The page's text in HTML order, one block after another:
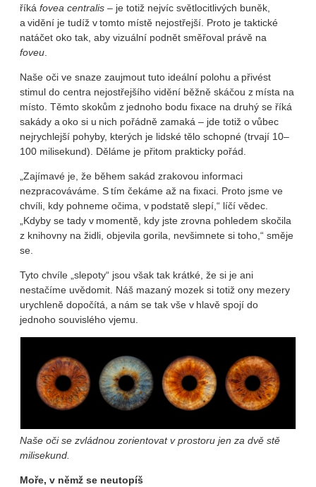
říká fovea centralis – je totiž nejvíc světlocitlivých buněk,
a vidění je tudíž v tomto místě nejostřejší. Proto je taktické
natáčet oko tak, aby vizuální podnět směřoval právě na
foveu
Naše oči ve snaze zaujmout tuto ideální polohu a přivést
stimul do centra nejostřejšího vidění běžně skáčou z místa na
místo. Těmto skokům z jednoho bodu fixace na druhý se říká
sakády a oko si u nich pořádně zamaká – jde totiž o vůbec
nejrychlejší pohyby, kterých je lidské tělo schopné (trvají 10–
100 milisekund). Děláme je přitom prakticky pořád.
„Zajímavé je, že během sakád zrakovou informaci
nezpracováváme. S tím čekáme až na fixaci. Proto jsme ve
chvíli, kdy pohneme očima, v podstatě slepí,“ líčí vědec.
„Kdyby se tady v momentě, kdy jste zrovna pohledem skočila
z knihovny na židli, objevila gorila, nevšimnete si toho,“ směje
se.
Tyto chvíle „slepoty“ jsou však tak krátké, že si je ani
nestačíme uvědomit. Náš mazaný mozek si totiž ony mezery
urychleně dopočítá, a nám se tak vše v hlavě spojí do
jednoho souvislého vjemu.
Naše oči se zvládnou zorientovat v prostoru jen za dvě stě
milisekund.
Moře, v němž se neutopíš